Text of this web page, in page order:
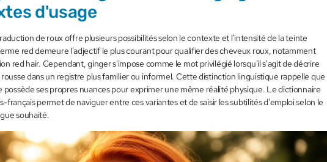
d'usage
de roux offre plusieurs possibilités selon le contexte et l'intensité de la teinte
red demeure l'adjectif le plus courant pour qualifier des cheveux roux, notamment
red hair. Cependant, ginger s'impose comme le mot privilégié lorsqu'il s'agit de décrire
dans un registre plus familier ou informel. Cette distinction linguistique rappelle que
possède ses propres nuances pour exprimer une même réalité physique. Le dictionnaire
français permet de naviguer entre ces variantes et de saisir les subtilités d'emploi selon le
souhaité.